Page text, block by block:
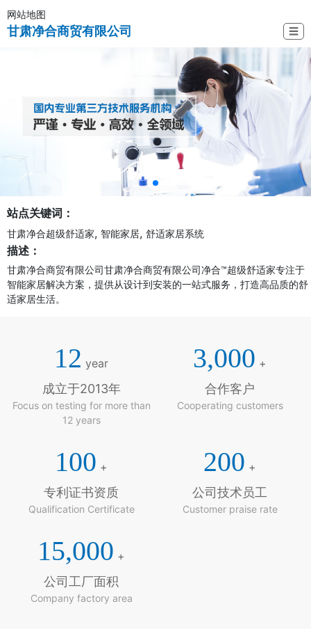
网站地图
甘肃净合商贸有限公司 ☰
站点关键词：
甘肃净合超级舒适家, 智能家居, 舒适家居系统
描述：
甘肃净合商贸有限公司甘肃净合商贸有限公司净合™超级舒适家专注于
智能家居解决方案，提供从设计到安装的一站式服务，打造高品质的舒
适家居生活。
12 year
成立于2013年
Focus on testing for more than
12 years
3,000 +
合作客户
Cooperating customers
100 +
专利证书资质
Qualification Certificate
200 +
公司技术员工
Customer praise rate
15,000 +
公司工厂面积
Company factory area